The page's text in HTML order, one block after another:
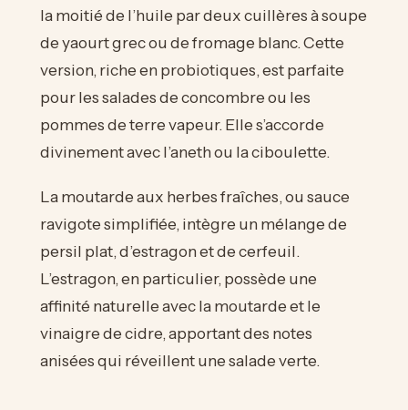
la moitié de l’huile par deux cuillères à soupe
de yaourt grec ou de fromage blanc. Cette
version, riche en probiotiques, est parfaite
pour les salades de concombre ou les
pommes de terre vapeur. Elle s’accorde
divinement avec l’aneth ou la ciboulette.
La moutarde aux herbes fraîches, ou sauce
ravigote simplifiée, intègre un mélange de
persil plat, d’estragon et de cerfeuil.
L’estragon, en particulier, possède une
affinité naturelle avec la moutarde et le
vinaigre de cidre, apportant des notes
anisées qui réveillent une salade verte.